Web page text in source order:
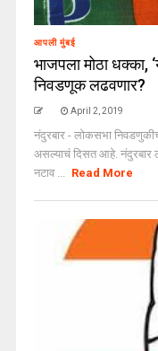
आपली मुंबई
भाजपला मोठा धक्का,
निवडणूक लढवणार?
April 2, 2019
नंदुरबार - लोकसभा
असल्याचं दिसत आहे. नंदुरबार
नटाव ... Read More